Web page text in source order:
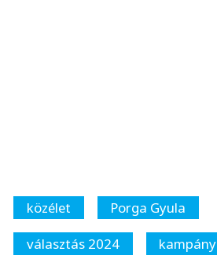
közélet
Porga Gyula
választás 2024
kampány